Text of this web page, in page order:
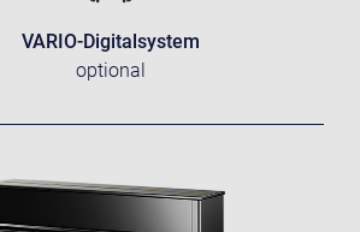
VARIO-Digitalsystem
optional